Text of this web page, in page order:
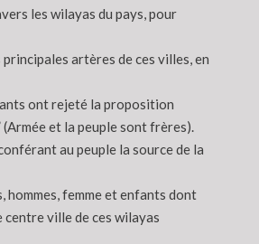
les wilayas du pays, pour
artères de ces villes, en
ont rejeté la proposition
et la peuple sont frères).
au peuple la source de la
hommes, femme et enfants dont
centre ville de ces wilayas